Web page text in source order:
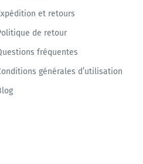
et retours
de retour
fréquentes
générales d’utilisation